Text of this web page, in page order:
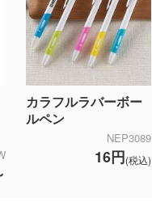
カラフルラバーボー
ルペン
NEP3089
16円(税込)